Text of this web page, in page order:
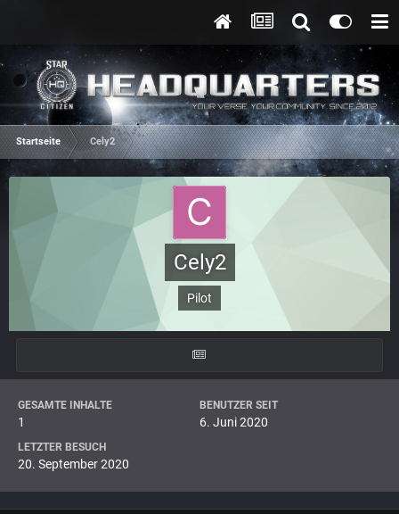
Startseite Cely2
Cely2
Pilot
GESAMTE INHALTE
1
BENUTZER SEIT
6. Juni 2020
LETZTER BESUCH
20. September 2020